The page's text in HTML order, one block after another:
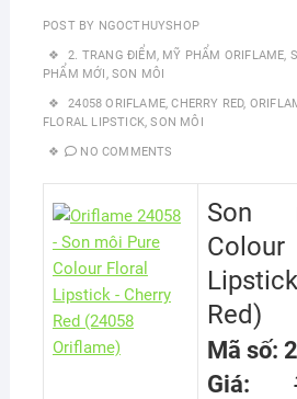
POST BY NGOCTHUYSHOP
2. TRANG ĐIỂM, MỸ PHẨM ORIFLAME,
PHẨM MỚI, SON MÔI
24058 ORIFLAME,CHERRY RED,
FLORAL LIPSTICK,SON MÔI
NO COMMENTS
Son
Red)
Mã số:
Giá: